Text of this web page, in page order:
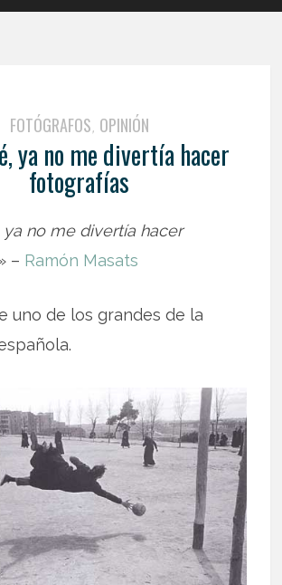
FOTÓGRAFOS, OPINIÓN
ya no me divertía hacer
fotografías
ya no me divertía hacer
– Ramón Masats
uno de los grandes de la